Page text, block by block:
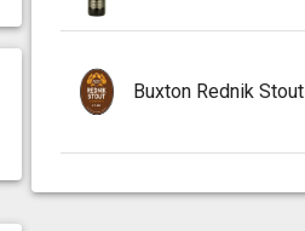
Buxton Rednik Stout